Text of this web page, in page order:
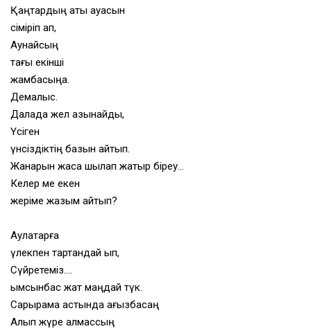
Қаңтардың қақты ауасын
сіміріп ап,
Аунайсың
тағы екінші
жамбасыңа.
Демалыс.
Далада жел азынайды,
Үсіген
үнсіздіктің базын айтып.
Жанарын жасқа шылап жатыр біреу…
Келер ме екен
жеріме жазым қайтып?
Аулақтарға
үлекпен тартқандай қып,
Сүйретеміз….
қымсынбас жат маңдай түк.
Сарқырама астында ағызбасаң
Алып жүре алмассың